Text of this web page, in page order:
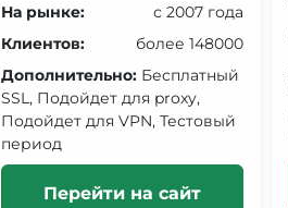
На рынке:
с 2007 года
Клиентов:
более 148000
Дополнительно: Бесплатный
SSL, Подойдет для proxy,
Подойдет для VPN, Тестовый
период
Перейти на сайт